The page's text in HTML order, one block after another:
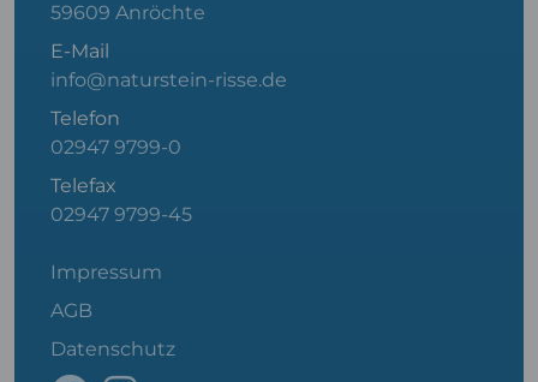
59609 Anröchte
E-Mail
info@naturstein-risse.de
Telefon
02947 9799-0
Telefax
02947 9799-45
Impressum
AGB
Datenschutz